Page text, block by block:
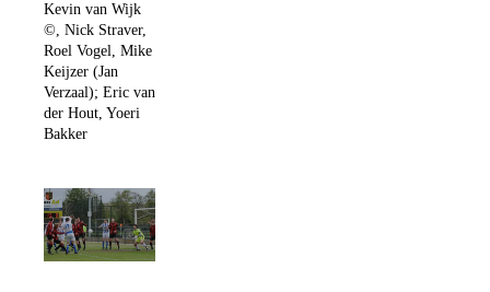
Kevin van Wijk
©, Nick Straver,
Roel Vogel, Mike
Keijzer (Jan
Verzaal); Eric van
der Hout, Yoeri
Bakker